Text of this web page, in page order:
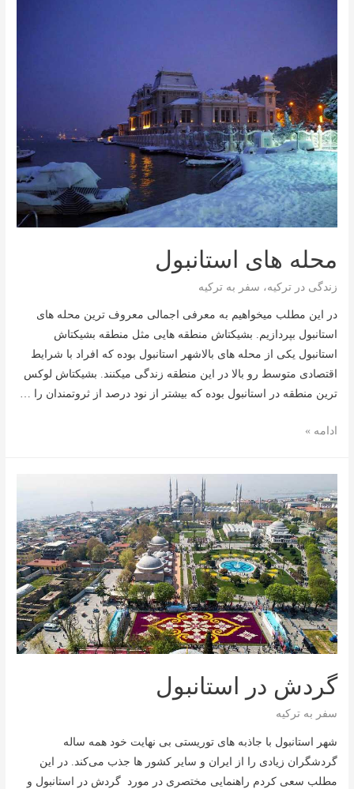
محله های استانبول
زندگی در ترکیه، سفر به ترکیه
در این مطلب میخواهیم به معرفی اجمالی معروف ترین محله های
استانبول بپردازیم. بشیکتاش منطقه هایی مثل منطقه بشیکتاش
استانبول یکی از محله های بالاشهر استانبول بوده که افراد با شرایط
اقتصادی متوسط رو بالا در این منطقه زندگی میکنند. بشیکتاش لوکس
ترین منطقه در استانبول بوده که بیشتر از نود درصد از ثروتمندان را …
محله
ادامه »
گردش در استانبول
سفر به ترکیه
شهر استانبول با جاذبه های توریستی بی نهایت خود همه ساله
گردشگران زیادی را از ایران و سایر کشور ها جذب می‌کند. در این
مطلب سعی کردم راهنمایی مختصری در مورد گردش در استانبول و